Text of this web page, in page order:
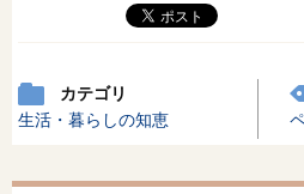
カテゴリ
生活・暮らしの知恵